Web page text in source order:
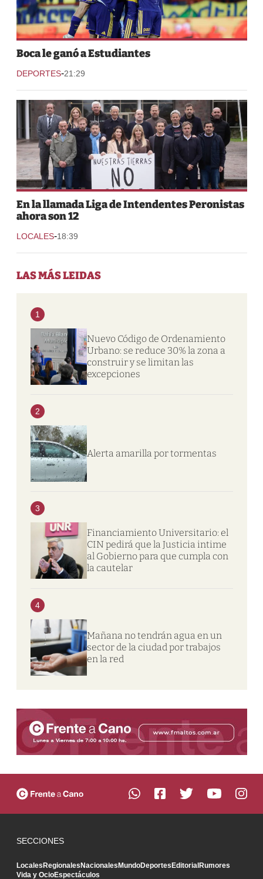
Boca le ganó a Estudiantes
DEPORTES-21:29
En la llamada Liga de Intendentes Peronistas
ahora son 12
LOCALES-18:39
LAS MÁS LEIDAS
1
Nuevo Código de Ordenamiento
Urbano: se reduce 30% la zona a
construir y se limitan las
excepciones
2
Alerta amarilla por tormentas
3
Financiamiento Universitario: el
CIN pedirá que la Justicia intime
al Gobierno para que cumpla con
la cautelar
4
Mañana no tendrán agua en un
sector de la ciudad por trabajos
en la red
SECCIONES
LocalesRegionalesNacionalesMundoDeportesEditorialRumores
Vida y OcioEspectáculos